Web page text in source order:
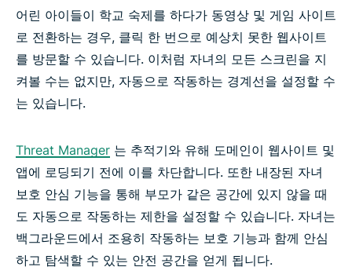
어린 아이들이 학교 숙제를 하다가 동영상 및 게임 사이트
로 전환하는 경우, 클릭 한 번으로 예상치 못한 웹사이트
를 방문할 수 있습니다. 이처럼 자녀의 모든 스크린을 지
켜볼 수는 없지만, 자동으로 작동하는 경계선을 설정할 수
는 있습니다.
Threat Manager 는 추적기와 유해 도메인이 웹사이트 및
앱에 로딩되기 전에 이를 차단합니다. 또한 내장된 자녀
보호 안심 기능을 통해 부모가 같은 공간에 있지 않을 때
도 자동으로 작동하는 제한을 설정할 수 있습니다. 자녀는
백그라운드에서 조용히 작동하는 보호 기능과 함께 안심
하고 탐색할 수 있는 안전 공간을 얻게 됩니다.